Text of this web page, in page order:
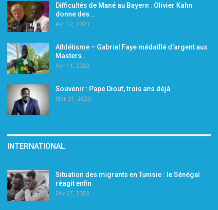
Difficultés de Mané au Bayern : Olivier Kahn
donne des…
Avr 12, 2023
Athlétisme – Gabriel Faye médaillé d’argent aux
Masters…
Avr 11, 2023
Souvenir : Pape Diouf, trois ans déjà
Mar 31, 2023
INTERNATIONAL
Situation des migrants en Tunisie : le Sénégal
réagit enfin
Fév 27, 2023